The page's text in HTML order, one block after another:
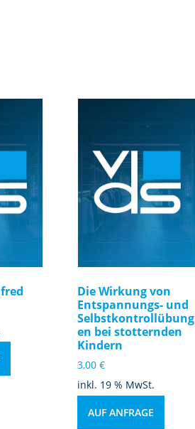
Die Wirkung von
Entspannungs- und
Selbstkontrollübung
en bei stotternden
Kindern
3,00 €
inkl. 19 % MwSt.
AUF ANFRAGE